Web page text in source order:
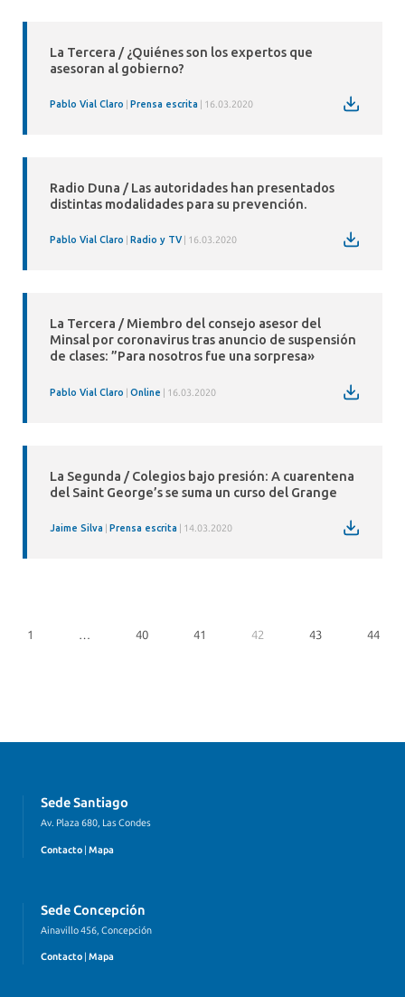
La Tercera / ¿Quiénes son los expertos que
asesoran al gobierno?
Pablo Vial Claro Prensa escrita 16.03.2020
Radio Duna / Las autoridades han presentados
distintas modalidades para su prevención.
Pablo Vial Claro Radio y TV 16.03.2020
La Tercera / Miembro del consejo asesor del
Minsal por coronavirus tras anuncio de suspensión
de clases: ”Para nosotros fue una sorpresa»
Pablo Vial Claro Online 16.03.2020
La Segunda / Colegios bajo presión: A cuarentena
del Saint George’s se suma un curso del Grange
Jaime Silva Prensa escrita 14.03.2020
1 … 40 41 42 43 44
Sede Santiago
Av. Plaza 680, Las Condes
Contacto | Mapa
Sede Concepción
Ainavillo 456, Concepción
Contacto Mapa